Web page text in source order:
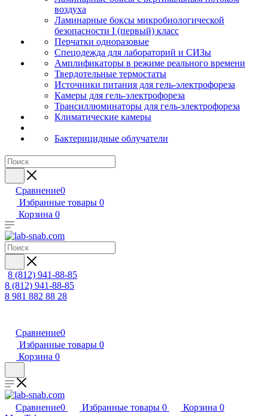
воздуха
Ламинарные боксы микробиологической
безопасности I (первый) класс
Перчатки одноразовые
Спецодежда для лабораторий и СИЗы
Амплификаторы в режиме реального времени
Твердотельные термостаты
Источники питания для гель-электрофореза
Камеры для гель-электрофореза
Трансиллюминаторы для гель-электрофореза
Климатические камеры
Бактерицидные облучатели
Сравнение0
Избранные товары 0
Корзина 0
8 (812) 941-88-85
8 (812) 941-88-85
8 981 882 88 28
Сравнение0
Избранные товары 0
Корзина 0
Сравнение0 Избранные товары 0 Корзина 0